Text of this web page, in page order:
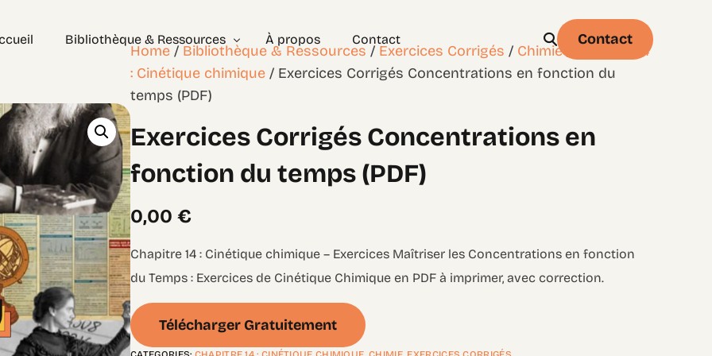
Bibliothèque & Ressources
Exercices Corrigés
Géométrie – les bases Géométrie – Niveau 2 Physique Statistique & probabilités – Niveau 1
À propos Contact Contact
Home / Bibliothèque & Ressources / Exercices Corrigés / Chimie/
Chapitre 14
: Cinétique chimique / Exercices Corrigés Concentrations en fonction du
temps (PDF)
Exercices Corrigés Concentrations en
fonction du temps (PDF)
0,00€
Chapitre 14 : Cinétique chimique – Exercices Maîtriser les Concentrations en fonction
du Temps : Exercices de Cinétique Chimique en PDF à imprimer, avec correction.
Télécharger Gratuitement